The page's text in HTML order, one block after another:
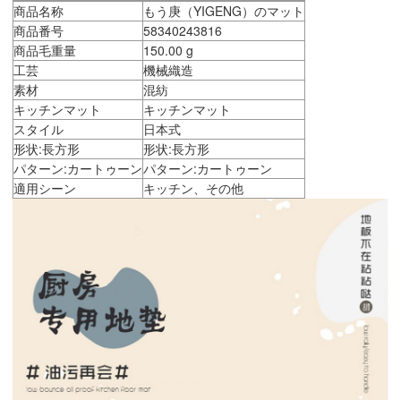
商品名称
もう庚（YIGENG）のマット
商品番号
58340243816
商品毛重量
150.00 g
工芸
機械織造
素材
混紡
キッチンマット
キッチンマット
スタイル
日本式
形状:長方形
形状:長方形
パターン:カートゥーンパターン:カートゥーン
適用シーン
キッチン、その他